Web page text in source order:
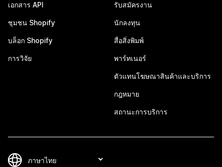
เอกสาร API
ชุมชน Shopify
บล็อก Shopify
การวิจัย
รับสมัครงาน
นักลงทุน
สื่อสิ่งพิมพ์
พาร์ทเนอร์
ตัวแทนโฆษณาสินค้าและบริการ
กฎหมาย
สถานะการบริการ